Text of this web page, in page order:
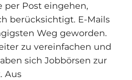
per Post eingehen,
berücksichtigt. E-Mails
Weg geworden.
zu vereinfachen und
sich Jobbörsen zur
Aus